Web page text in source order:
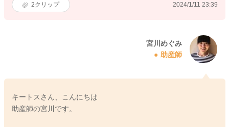
2クリップ 2024/1/11 23:39
宮川めぐみ
助産師
キートスさん、こんにちは
助産師の宮川です。